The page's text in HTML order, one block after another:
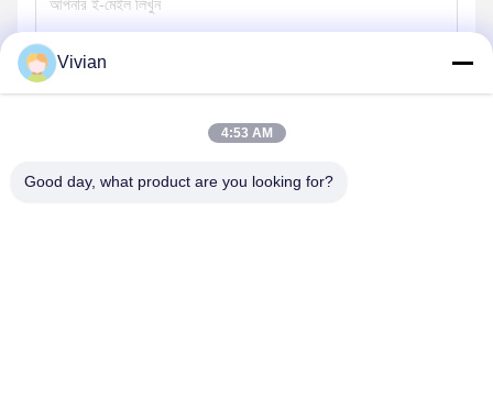
Vivian
4:53 AM
Good day, what product are you looking for?